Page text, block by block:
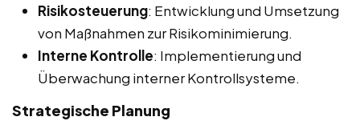
Risikosteuerung: Entwicklung und Umsetzung
von Maßnahmen zur Risikominimierung.
Interne Kontrolle: Implementierung und
Überwachung interner Kontrollsysteme.
Strategische Planung